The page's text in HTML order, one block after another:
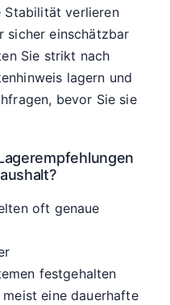
verlieren
sicher einschätzbar
Sie strikt nach
lagern und
bevor Sie sie
oft genaue
festgehalten
eine dauerhafte